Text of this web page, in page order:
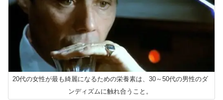
20代の女性が最も綺麗になるための栄養素は、30～50代の男性のダ
ンディズムに触れ合うこと。